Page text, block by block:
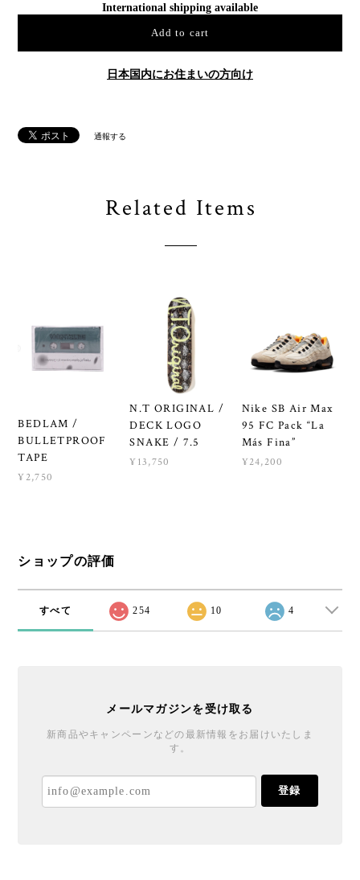
International shipping available
Add to cart
日本国内にお住まいの方向け
通報する
Related Items
BEDLAM /
BULLETPROOF
TAPE
¥2,750
N.T ORIGINAL /
DECK LOGO
SNAKE / 7.5
¥13,750
Nike SB Air Max
95 FC Pack “La
Más Fina”
¥24,200
ショップの評価
すべて 254 10 4
メールマガジンを受け取る
新商品やキャンペーンなどの最新情報をお届けいたしま
す。
登録